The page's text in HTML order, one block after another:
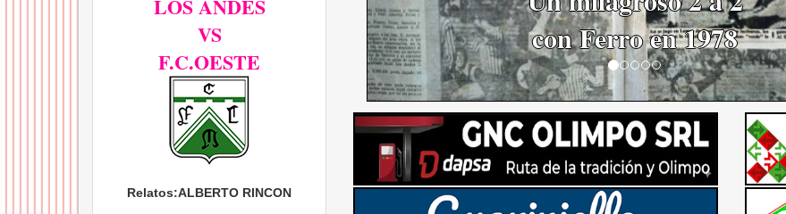
LOS ANDES
VS
F.C.OESTE
Relatos:ALBERTO RINCON
dirigirá ante Ferro